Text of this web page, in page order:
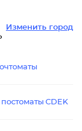
Изменить город
CDEK